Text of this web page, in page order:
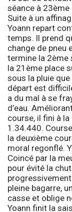
séance à
Suite à un
Yoann repart
temps. Il prend
change de pneu
termine la 2ème
la 21ème place
sous la pluie
départ est
a du mal à se
d’eau.
course, il fini à
1.34.440.
la deuxième
moral regonflé.
Coincé par la
pour évité la
pleine bagarre,
casse et oblige
Yoann finit la